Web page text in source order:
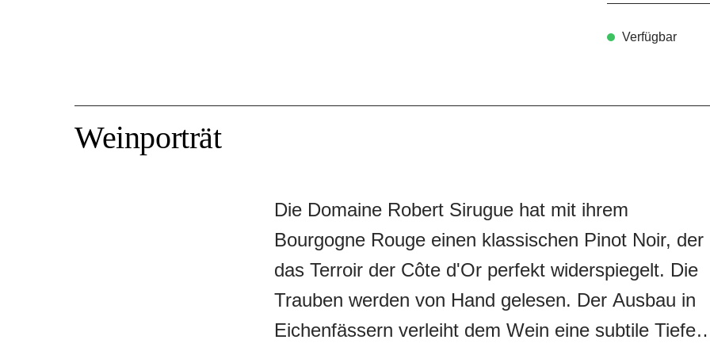
Verfügbar
Weinporträt
Die Domaine Robert Sirugue hat mit ihrem
Bourgogne Rouge einen klassischen Pinot Noir, der
das Terroir der Côte d'Or perfekt widerspiegelt. Die
Trauben werden von Hand gelesen. Der Ausbau in
Eichenfässern verleiht dem Wein eine subtile Tiefe